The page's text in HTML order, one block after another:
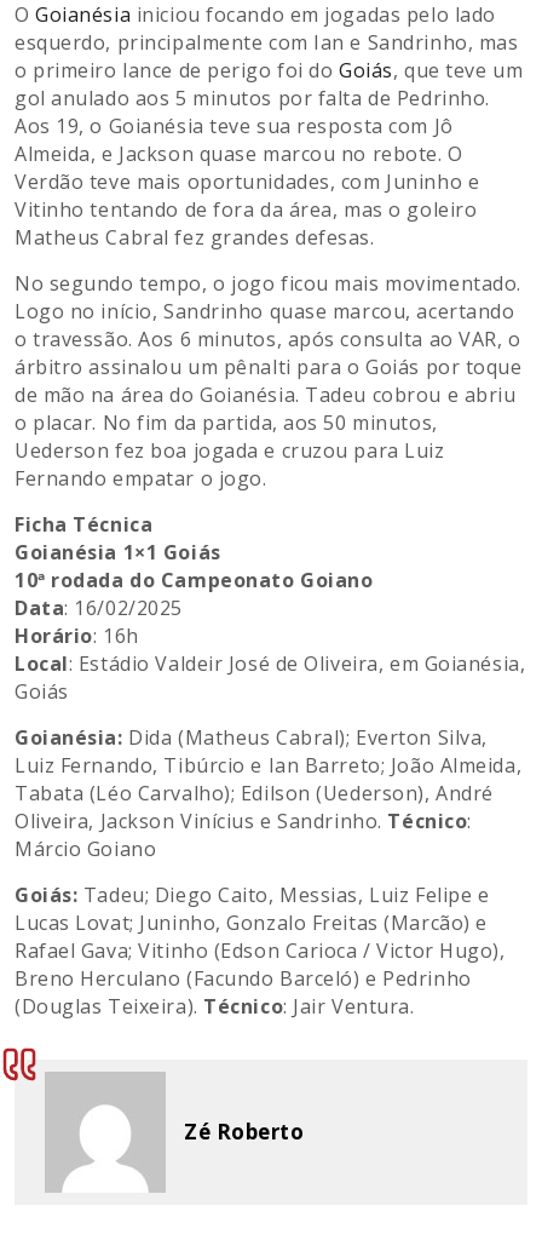
OGoianésia iniciou focando em jogadas pelo lado
esquerdo, principalmente com Ian e Sandrinho, mas
o primeiro lance de perigo foi doGoiás, que teve um
gol anulado aos 5 minutos por falta de Pedrinho.
Aos 19, o Goianésia teve sua resposta com Jô
Almeida, e Jackson quase marcou no rebote. O
Verdão teve mais oportunidades, com Juninho e
Vitinho tentando de fora da área, mas o goleiro
Matheus Cabral fez grandes defesas.
No segundo tempo, o jogo ficou mais movimentado.
Logo no início, Sandrinho quase marcou, acertando
o travessão. Aos 6 minutos, após consulta ao VAR, o
árbitro assinalou um pênalti para o Goiás por toque
de mão na área do Goianésia. Tadeu cobrou e abriu
o placar. No fim da partida, aos 50 minutos,
Uederson fez boa jogada e cruzou para Luiz
Fernando empatar o jogo.
Ficha Técnica
Goianésia 1×1 Goiás
10ª rodada do Campeonato Goiano
Data: 16/02/2025
Horário: 16h
Local: Estádio Valdeir José de Oliveira, em Goianésia,
Goiás
Goianésia: Dida (Matheus Cabral); Everton Silva,
Luiz Fernando, Tibúrcio e Ian Barreto; João Almeida,
Tabata (Léo Carvalho); Edilson (Uederson), André
Oliveira, Jackson Vinícius e Sandrinho. Técnico:
Márcio Goiano
Goiás: Tadeu; Diego Caito, Messias, Luiz Felipe e
Lucas Lovat; Juninho, Gonzalo Freitas (Marcão) e
Rafael Gava; Vitinho (Edson Carioca / Victor Hugo),
Breno Herculano (Facundo Barceló) e Pedrinho
(Douglas Teixeira). Técnico: Jair Ventura.
Zé Roberto